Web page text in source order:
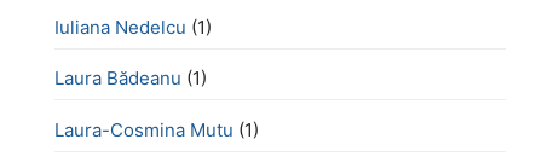
Iuliana Nedelcu (1)
Laura Bădeanu (1)
Laura-Cosmina Mutu (1)